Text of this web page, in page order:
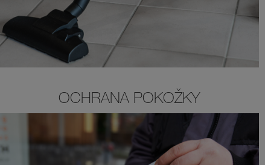
OCHRANA POKOŽKY